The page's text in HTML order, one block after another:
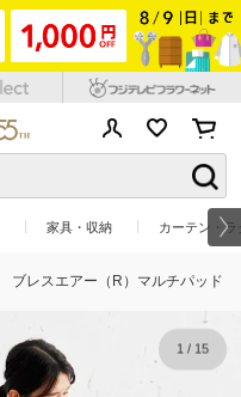
家具・収納 カーテン・
ブレスエアー（R）マルチパッド
1/ 15